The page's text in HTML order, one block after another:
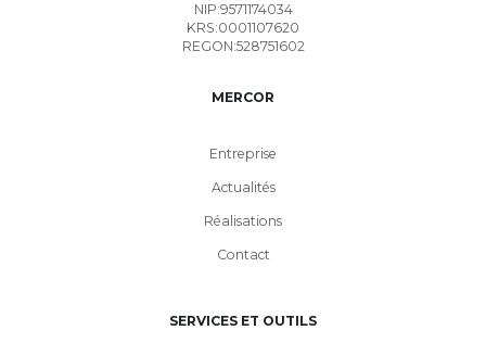
NIP:9571174034
KRS:0001107620
REGON:528751602
MERCOR
Entreprise
Actualités
Réalisations
Contact
SERVICES ET OUTILS